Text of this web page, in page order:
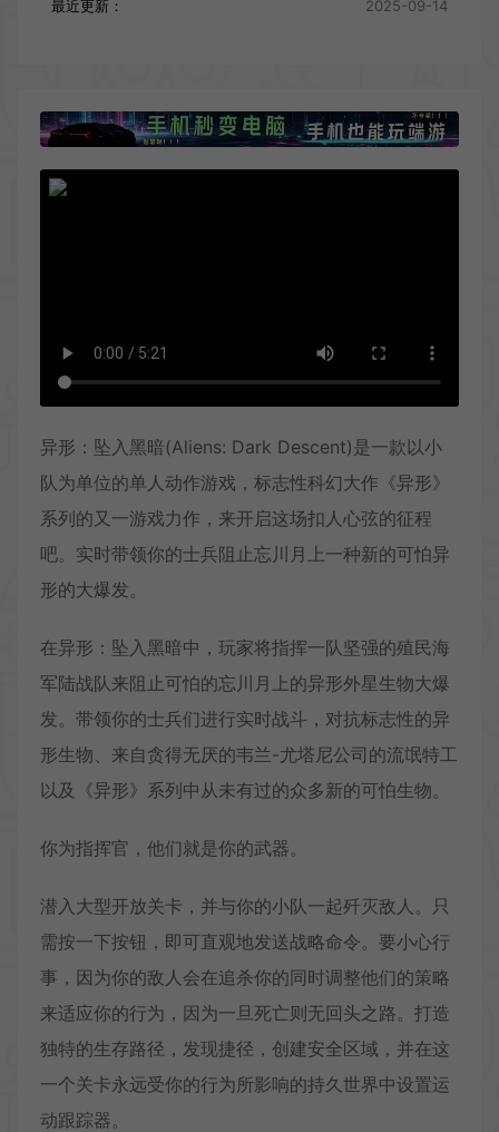
最近更新： 2025-09-14
异形：坠入黑暗(Aliens: Dark Descent)是一款以小
队为单位的单人动作游戏，标志性科幻大作《异形》
系列的又一游戏力作，来开启这场扣人心弦的征程
吧。实时带领你的士兵阻止忘川月上一种新的可怕异
形的大爆发。
在异形：坠入黑暗中，玩家将指挥一队坚强的殖民海
军陆战队来阻止可怕的忘川月上的异形外星生物大爆
发。带领你的士兵们进行实时战斗，对抗标志性的异
形生物、来自贪得无厌的韦兰-尤塔尼公司的流氓特工
以及《异形》系列中从未有过的众多新的可怕生物。
你为指挥官，他们就是你的武器。
潜入大型开放关卡，并与你的小队一起歼灭敌人。只
需按一下按钮，即可直观地发送战略命令。要小心行
事，因为你的敌人会在追杀你的同时调整他们的策略
来适应你的行为，因为一旦死亡则无回头之路。打造
独特的生存路径，发现捷径，创建安全区域，并在这
一个关卡永远受你的行为所影响的持久世界中设置运
动跟踪器。